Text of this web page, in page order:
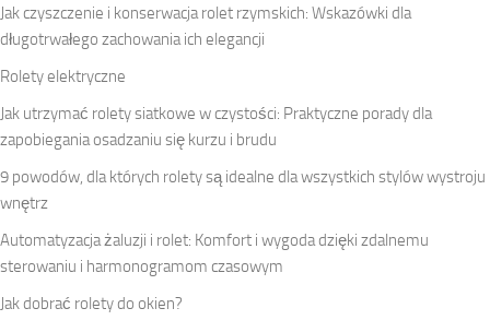
Jak czyszczenie i konserwacja rolet rzymskich: Wskazówki dla
długotrwałego zachowania ich elegancji
Rolety elektryczne
Jak utrzymać rolety siatkowe w czystości: Praktyczne porady dla
zapobiegania osadzaniu się kurzu i brudu
9 powodów, dla których rolety są idealne dla wszystkich stylów wystroju
wnętrz
Automatyzacja żaluzji i rolet: Komfort i wygoda dzięki zdalnemu
sterowaniu i harmonogramom czasowym
Jak dobrać rolety do okien?